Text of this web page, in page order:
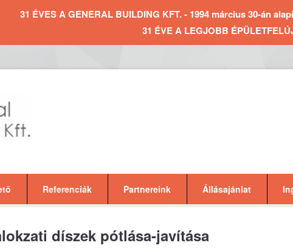
31 ÉVES A GENERAL BUILDING KFT. - 1994 március 30-án
31 ÉVE A LEGJOBB
Referenciák Partnereink Állásajánlat
díszek pótlása-javítása